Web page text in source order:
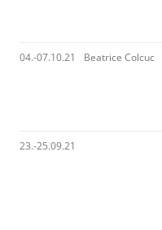
04.-07.10.21 Beatrice Colcuc
23.-25.09.21